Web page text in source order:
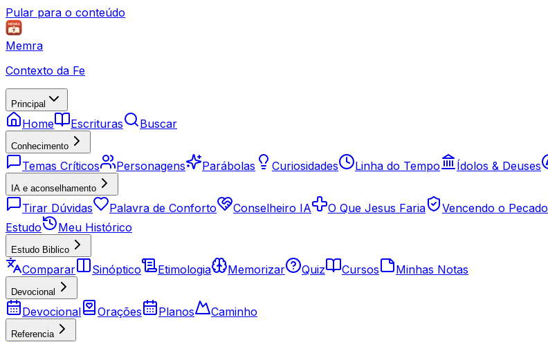
Pular para o conteúdo
Memra
Contexto da Fe
Principal
Home Escrituras Buscar
Conhecimento
Temas Críticos Personagens Parábolas Curiosidades Linha do Tempo Ídolos & Deuses
IA e aconselhamento
Tirar Dúvidas Palavra de Conforto Conselheiro IA O Que Jesus Faria Vencendo o Pecado
Estudo
Meu Histórico
Estudo Biblico
Comparar Sinóptico Etimologia Memorizar Quiz Cursos Minhas Notas
Devocional
Devocional Orações Planos Caminho
Referencia